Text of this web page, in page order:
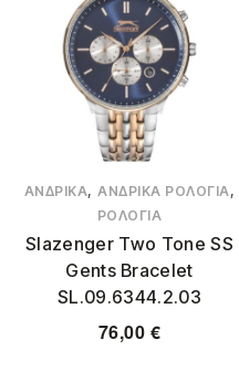
ΑΝΔΡΙΚΆ,ΑΝΔΡΙΚΆ ΡΟΛΌΓΙΑ ,
ΡΟΛΌΓΙΑ
Slazenger Two Tone SS
Gents Bracelet
SL.09.6344.2.03
76,00 €